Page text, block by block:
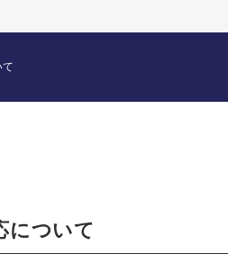
について